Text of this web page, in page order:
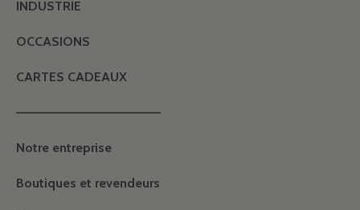
INDUSTRIE
OCCASIONS
CARTES CADEAUX
———————————————
Notre entreprise
Boutiques et revendeurs